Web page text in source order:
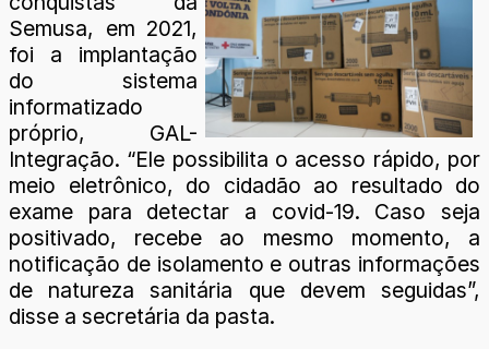
Semusa, em 2021,
foi a implantação
do sistema
informatizado
próprio, GAL-
Integração. “Ele possibilita o acesso rápido, por
meio eletrônico, do cidadão ao resultado do
exame para detectar a covid-19. Caso seja
positivado, recebe ao mesmo momento, a
notificação de isolamento e outras informações
de natureza sanitária que devem seguidas”,
disse a secretária da pasta.